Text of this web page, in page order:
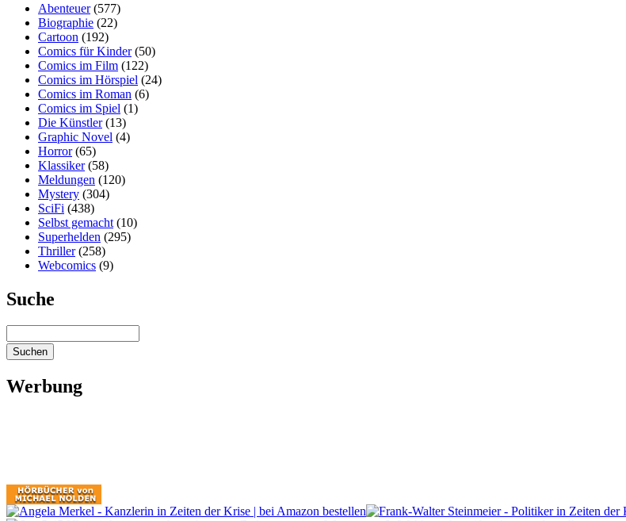
Abenteuer(577)
Biographie (22)
Cartoon (192)
Comics für Kinder(50)
Comics im Film (122)
Comics im Hörspiel (24)
Comics im Roman (6)
Comics im Spiel (1)
Die Künstler(13)
Graphic Novel (4)
Horror(65)
Klassiker(58)
Meldungen (120)
Mystery (304)
SciFi (438)
Selbst gemacht (10)
Superhelden (295)
Thriller(258)
Webcomics (9)
Suche
Werbung